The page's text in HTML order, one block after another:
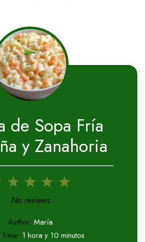
de Sopa Fría
y Zanahoria
5
4
3
Stars
2
Stars
1
Star
No reviews
Author: María
Time: 1 hora y 10 minutos